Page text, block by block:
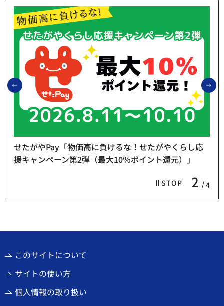
前のスライドを表示
STOP 2 4
せたがやPay「物価高に負けるな！せたがやくらし応
援キャンペーン第2弾（最大10％ポイント還元）」
このサイトについて
サイトの使い方
個人情報の取り扱い